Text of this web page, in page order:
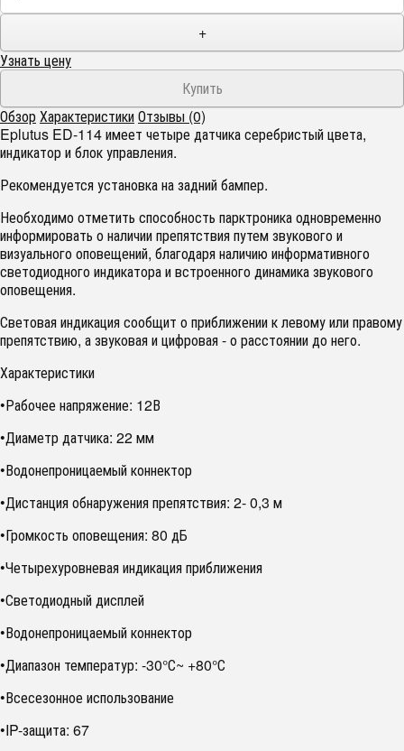
+
Узнать цену
ОбзорХарактеристикиОтзывы (0)
Eplutus ED-114 имеет четыре датчика серебристый цвета,
индикатор и блок управления.
Рекомендуется установка на задний бампер.
Необходимо отметить способность парктроника одновременно
информировать о наличии препятствия путем звукового и
визуального оповещений, благодаря наличию информативного
светодиодного индикатора и встроенного динамика звукового
оповещения.
Световая индикация сообщит о приближении к левому или правому
препятствию, а звуковая и цифровая - о расстоянии до него.
Характеристики
•Рабочее напряжение: 12В
•Диаметр датчика: 22 мм
•Водонепроницаемый коннектор
•Дистанция обнаружения препятствия: 2- 0,3 м
•Громкость оповещения: 80 дБ
•Четырехуровневая индикация приближения
•Светодиодный дисплей
•Водонепроницаемый коннектор
•Диапазон температур: -30°С~ +80°С
•Всесезонное использование
•IP-защита: 67